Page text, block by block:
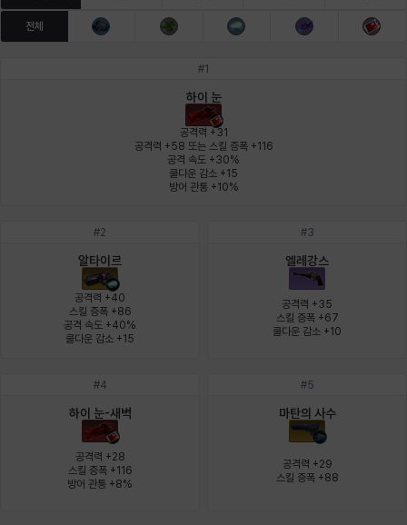
아야 아이솔 아이작 알렉스 알론소 얀
유스티나 유키
이안 재키
카밀로 캐시
크레이버 타지아
펠릭스 피올로
전체
#1
하이 눈
공격력 +31
공격력 +58 또는 스킬 증폭 +116
공격 속도 +30%
쿨다운 감소 +15
방어 관통 +10%
#2
알타이르
공격력 +40
스킬 증폭 +86
공격 속도 +40%
쿨다운 감소 +15
#3
엘레강스
공격력 +35
스킬 증폭 +67
쿨다운 감소 +10
#4
하이 눈-새벽
공격력 +28
스킬 증폭 +116
방어 관통 +8%
#5
마탄의 사수
공격력 +29
스킬 증폭 +88